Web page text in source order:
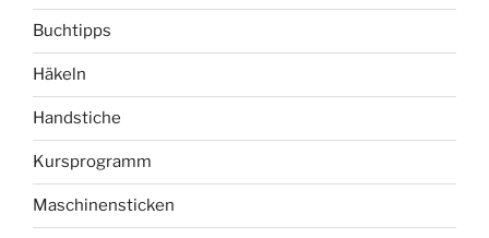
Buchtipps
Häkeln
Handstiche
Kursprogramm
Maschinensticken